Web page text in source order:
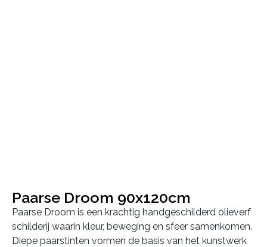
Paarse Droom 90x120cm
Paarse Droom is een krachtig handgeschilderd olieverf
schilderij waarin kleur, beweging en sfeer samenkomen.
Diepe paarstinten vormen de basis van het kunstwerk